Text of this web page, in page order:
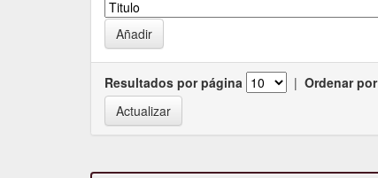
Resultados por página | Ordenar por